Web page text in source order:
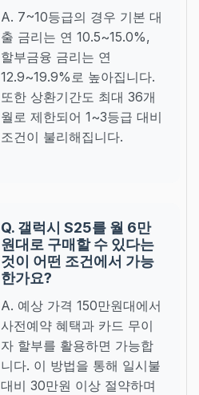
A. 7~10등급의 경우 기본 대
출 금리는 연 10.5~15.0%,
할부금융 금리는 연
12.9~19.9%로 높아집니다.
또한 상환기간도 최대 36개
월로 제한되어 1~3등급 대비
조건이 불리해집니다.
Q. 갤럭시 S25를 월 6만
원대로 구매할 수 있다는
것이 어떤 조건에서 가능
한가요?
A. 예상 가격 150만원대에서
사전예약 혜택과 카드 무이
자 할부를 활용하면 가능합
니다. 이 방법을 통해 일시불
대비 30만원 이상 절약하며